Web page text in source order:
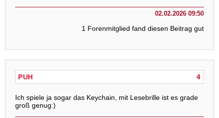
02.02.2026 09:50
1 Forenmitglied fand diesen Beitrag gut
4
PUH
Ich spiele ja sogar das Keychain, mit Lesebrille ist es grade
groß genug:)